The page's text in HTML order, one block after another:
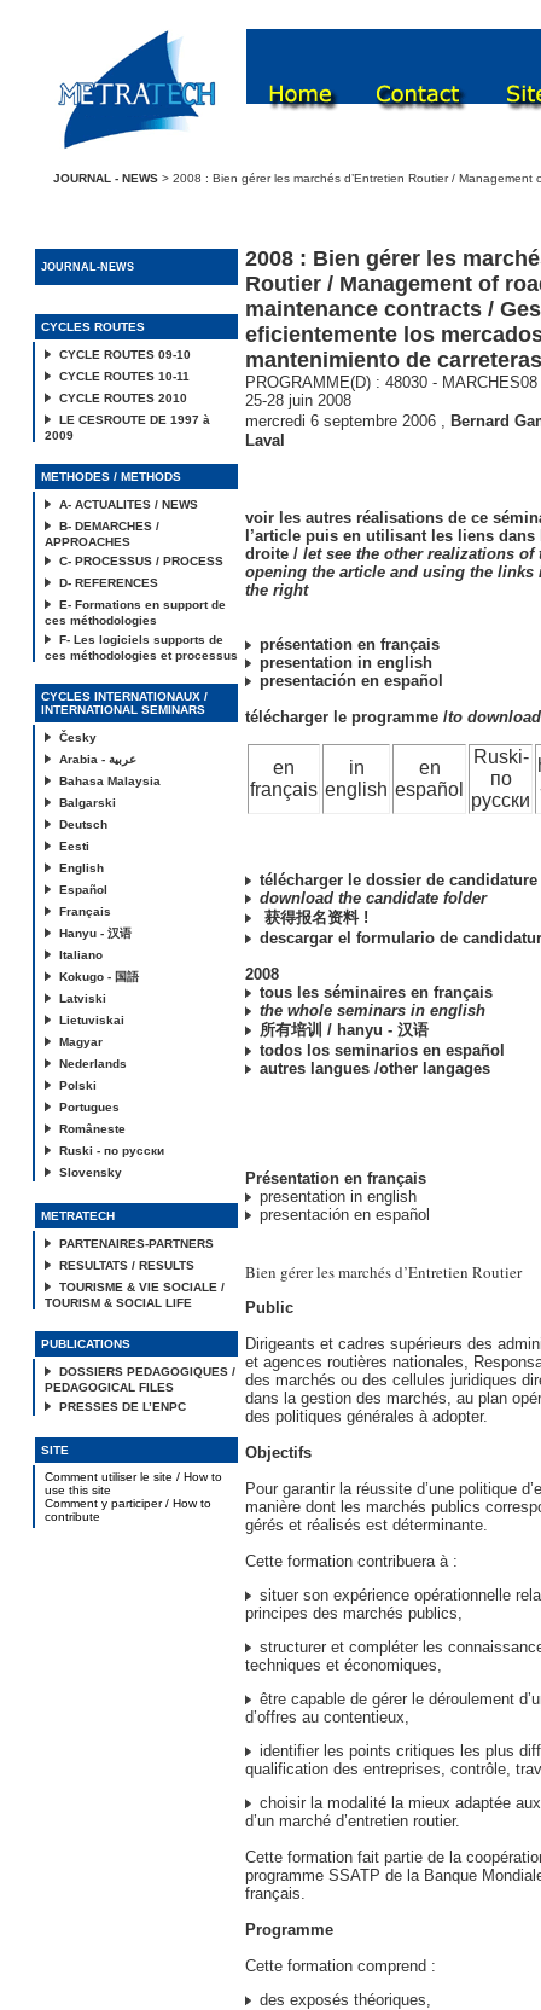
JOURNAL - NEWS > 2008 : Bien gérer les marchés d’Entretien Routier /
JOURNAL-NEWS
CYCLES ROUTES
CYCLE ROUTES 09-10
CYCLE ROUTES 10-11
CYCLE ROUTES 2010
LE CESROUTE DE 1997 à
2009
METHODES / METHODS
A- ACTUALITES / NEWS
B- DEMARCHES /
APPROACHES
C- PROCESSUS / PROCESS
D- REFERENCES
E- Formations en support de
ces méthodologies
F- Les logiciels supports de
ces méthodologies et processus
CYCLES INTERNATIONAUX /
INTERNATIONAL SEMINARS
Česky
Arabia - عربية
Bahasa Malaysia
Balgarski
Deutsch
Eesti
English
Español
Français
Hanyu - 汉语
Italiano
Kokugo - 国語
Latviski
Lietuviskai
Magyar
Nederlands
Polski
Portugues
Româneste
Ruski - по русски
Slovensky
METRATECH
PARTENAIRES-PARTNERS
RESULTATS / RESULTS
TOURISME & VIE SOCIALE /
TOURISM & SOCIAL LIFE
PUBLICATIONS
DOSSIERS PEDAGOGIQUES /
PEDAGOGICAL FILES
PRESSES DE L’ENPC
SITE
Comment utiliser le site / How to
use this site
Comment y participer / How to
contribute
2008 : Bien gérer les
Routier / Management of
maintenance contracts /
eficientemente los
mantenimiento de carreteras
PROGRAMME(D) : 48030 -
25-28 juin 2008
mercredi 6 septembre 2006 , Bernard
Laval
voir les autres réalisations de ce
l’article puis en utilisant les liens
droite / let see the other realizations of
opening the article and using the links
the right
présentation en français
presentation in english
presentación en español
télécharger le programme /to
en
français
in
english
en
español
Ruski-
по
русски
télécharger le dossier de candidature
download the candidate folder
获得报名资料 !
descargar el formulario de
2008
tous les séminaires en français
the whole seminars in english
所有培训 / hanyu - 汉语
todos los seminarios en español
autres langues /other langages
Présentation en français
presentation in english
presentación en español
Bien gérer les marchés d’Entretien Routier
Public
Dirigeants et cadres supérieurs des
et agences routières nationales,
des marchés ou des cellules juridiques
dans la gestion des marchés, au plan
des politiques générales à adopter.
Objectifs
Pour garantir la réussite d’une politique
manière dont les marchés publics
gérés et réalisés est déterminante.
Cette formation contribuera à :
situer son expérience opérationnelle
principes des marchés publics,
structurer et compléter les
techniques et économiques,
être capable de gérer le déroulement
d’offres au contentieux,
identifier les points critiques les plus
qualification des entreprises, contrôle,
choisir la modalité la mieux adaptée
d’un marché d’entretien routier.
Cette formation fait partie de la
programme SSATP de la Banque
français.
Programme
Cette formation comprend :
des exposés théoriques,